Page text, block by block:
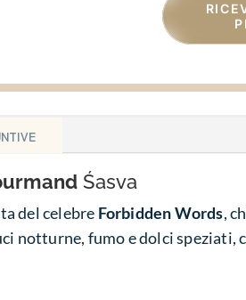
Śasva
del celebre Forbidden Words,
notturne, fumo e dolci speziati,